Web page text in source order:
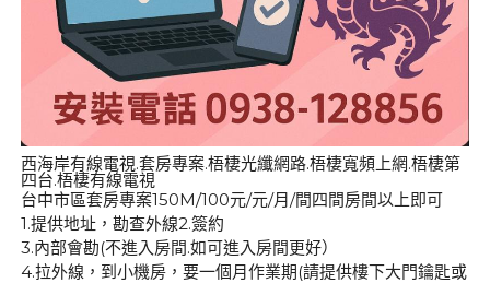
西海岸有線電視.套房專案.梧棲光纖網路.梧棲寬頻上網.梧棲第
四台.梧棲有線電視
台中市區套房專案150M/100元/元/月/間四間房間以上即可
1.提供地址，勘查外線2.簽約
3.內部會勘(不進入房間.如可進入房間更好）
4.拉外線，到小機房，要一個月作業期(請提供樓下大門鑰匙或